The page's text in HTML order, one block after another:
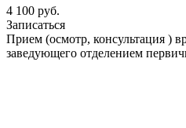
4 100 руб.
Записаться
Прием (осмотр, консультация )
заведующего отделением